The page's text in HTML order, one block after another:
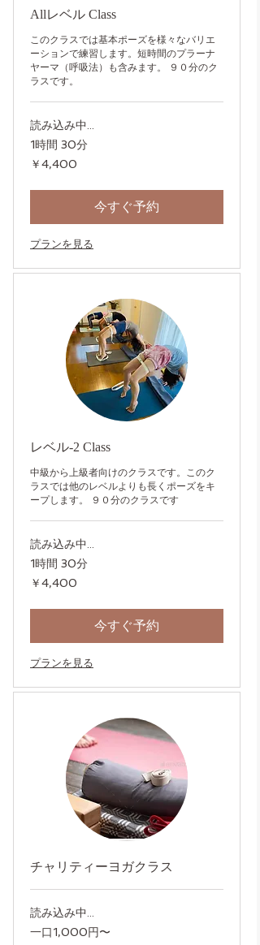
Allレベル Class
このクラスでは基本ポーズを様々なバリエ
ーションで練習します。短時間のプラーナ
ヤーマ（呼吸法）も含みます。 ９０分のク
ラスです。
読み込み中...
1時間 30分
4,400
円
￥4,400
今すぐ予約
プランを見る
レベル-2 Class
中級から上級者向けのクラスです。このク
ラスでは他のレベルよりも長くポーズをキ
ープします。 ９０分のクラスです
読み込み中...
1時間 30分
4,400
円
￥4,400
今すぐ予約
プランを見る
チャリティーヨガクラス
読み込み中...
一口1,000円〜